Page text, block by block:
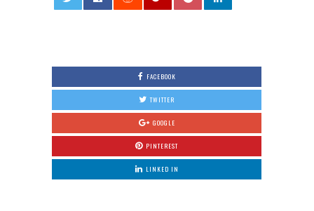
FACEBOOK
TWITTER
GOOGLE
PINTEREST
LINKED IN